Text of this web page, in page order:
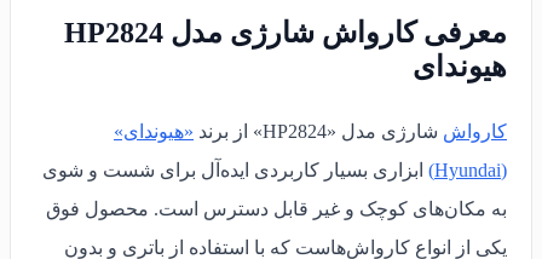
معرفی کارواش شارژی مدل HP2824
هیوندای
کارواش شارژی مدل «HP2824» از برند
«هیوندای»
(Hyundai)
ابزاری بسیار کاربردی ایده‌آل برای شست و شوی
به مکان‌های کوچک و غیر قابل دسترس است. محصول فوق
یکی از انواع کارواش‌هاست که با استفاده از باتری و بدون